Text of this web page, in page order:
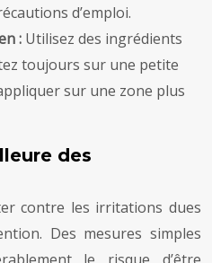
d’emploi.
: Utilisez des ingrédients
toujours sur une petite
sur une zone plus
des
contre les irritations dues
Des mesures simples